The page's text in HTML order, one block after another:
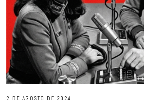
2 DE AGOSTO DE 2024